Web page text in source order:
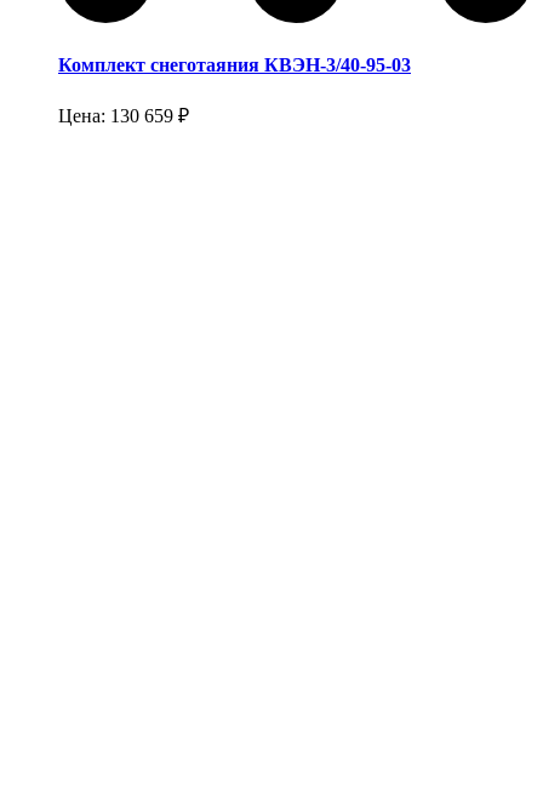
Комплект снеготаяния КВЭН-3/40-95-03
Цена: 130 659 ₽